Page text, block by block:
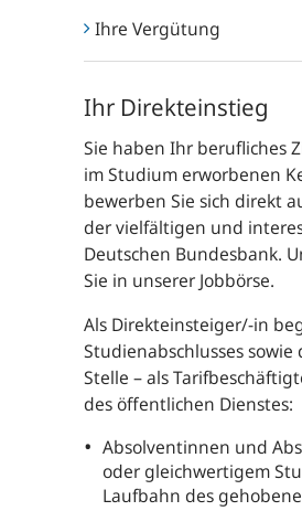
Ihre Vergütung
Ihr Direkteinstieg
Sie haben Ihr berufliches
im Studium erworbenen
bewerben Sie sich direkt
der vielfältigen und
Deutschen Bundesbank.
Sie in unserer Jobbörse.
Als Direkteinsteiger/-in
Studienabschlusses
Stelle – als
des öffentlichen Dienstes:
Absolventinnen und
oder gleichwertigem
Laufbahn des